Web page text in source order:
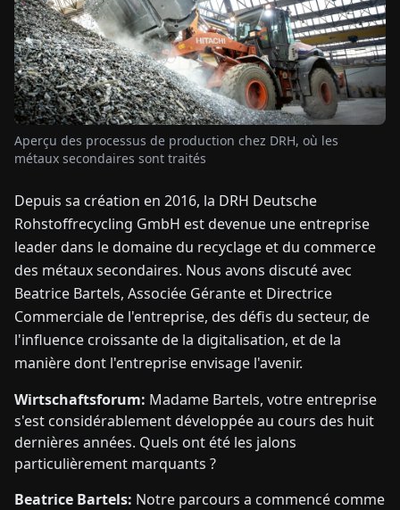
ENDEFRESITNLPLHU
CONTACTEZ-
NOUS
Aperçu des processus de production chez DRH, où les
métaux secondaires sont traités
Depuis sa création en 2016, la DRH Deutsche
Rohstoffrecycling GmbH est devenue une entreprise
leader dans le domaine du recyclage et du commerce
des métaux secondaires. Nous avons discuté avec
Beatrice Bartels, Associée Gérante et Directrice
Commerciale de l'entreprise, des défis du secteur, de
l'influence croissante de la digitalisation, et de la
manière dont l'entreprise envisage l'avenir.
Wirtschaftsforum: Madame Bartels, votre entreprise
s'est considérablement développée au cours des huit
dernières années. Quels ont été les jalons
particulièrement marquants ?
Beatrice Bartels: Notre parcours a commencé comme